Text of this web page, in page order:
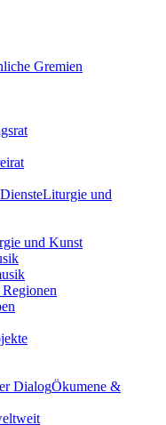
Gremien
Liturgie und
und Kunst
Ökumene &